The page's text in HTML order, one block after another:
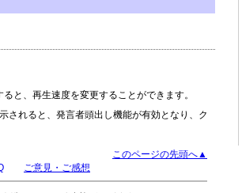
と、再生速度を変更することができます。
されると、発言者頭出し機能が有効となり、ク
このページの先頭へ▲
ご意見・ご感想